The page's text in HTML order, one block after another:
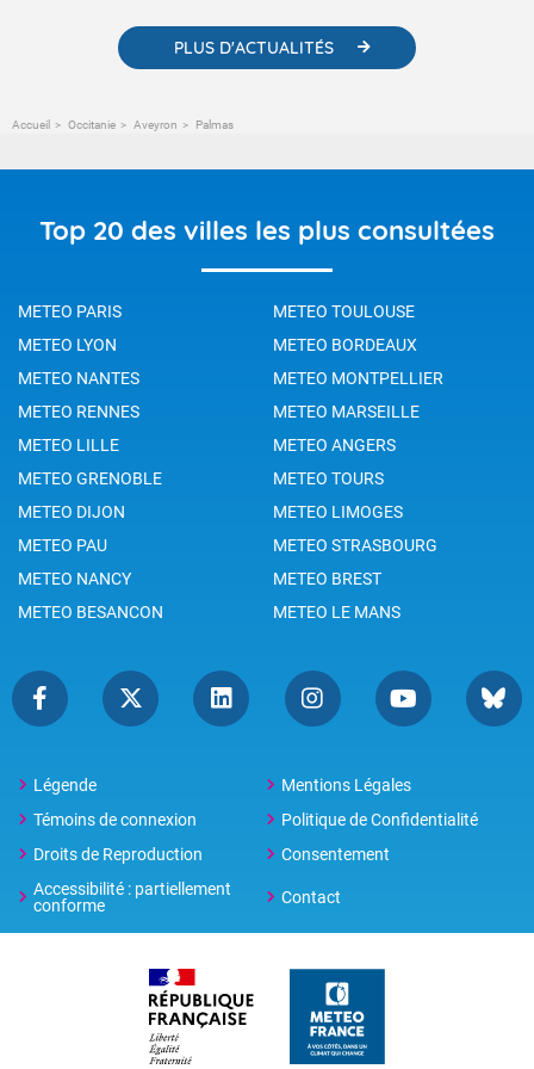
PLUS D'ACTUALITÉS
Accueil Occitanie Aveyron Palmas
Top 20 des villes les plus consultées
METEO PARIS
METEO TOULOUSE
METEO LYON
METEO BORDEAUX
METEO NANTES
METEO MONTPELLIER
METEO RENNES
METEO MARSEILLE
METEO LILLE
METEO ANGERS
METEO GRENOBLE
METEO TOURS
METEO DIJON
METEO LIMOGES
METEO PAU
METEO STRASBOURG
METEO NANCY
METEO BREST
METEO BESANCON
METEO LE MANS
Légende
Mentions Légales
Témoins de connexion
Politique de Confidentialité
Droits de Reproduction
Consentement
Accessibilité : partiellement
conforme
Contact